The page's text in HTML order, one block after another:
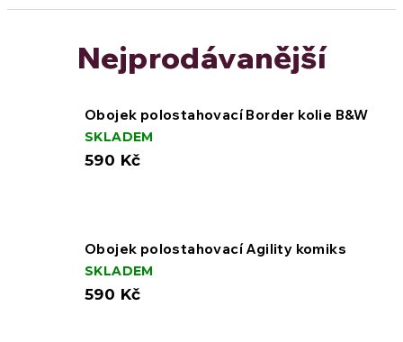
Nejprodávanější
Obojek polostahovací Border kolie B&W
SKLADEM
590 Kč
Obojek polostahovací Agility komiks
SKLADEM
590 Kč